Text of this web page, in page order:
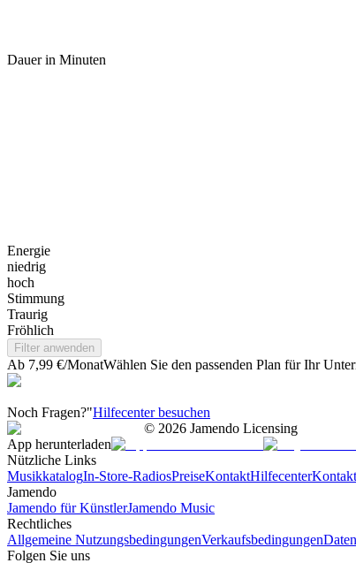
Dauer in Minuten
Energie
niedrig
hoch
Stimmung
Traurig
Fröhlich
Filter anwenden
Ab 7,99 €/MonatWählen Sie den passenden Plan für Ihr
Noch Fragen?"Hilfecenter besuchen
© 2026 Jamendo Licensing
App herunterladen
Nützliche Links
MusikkatalogIn-Store-RadiosPreiseKontaktHilfecenterKontakt
Jamendo
Jamendo für KünstlerJamendo Music
Rechtliches
Allgemeine NutzungsbedingungenVerkaufsbedingungen
Folgen Sie uns